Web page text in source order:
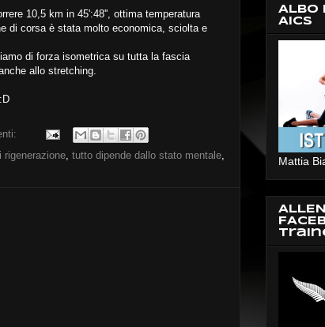
10,5 km in 45':48'', ottima temperatura
di corsa è stata molto economica, sciolta e
di forza isometrica su tutta la fascia
allo stretching.
rigenerazione, tutto dipende dallo stato mentale,
ALBO
AICS
Mattia